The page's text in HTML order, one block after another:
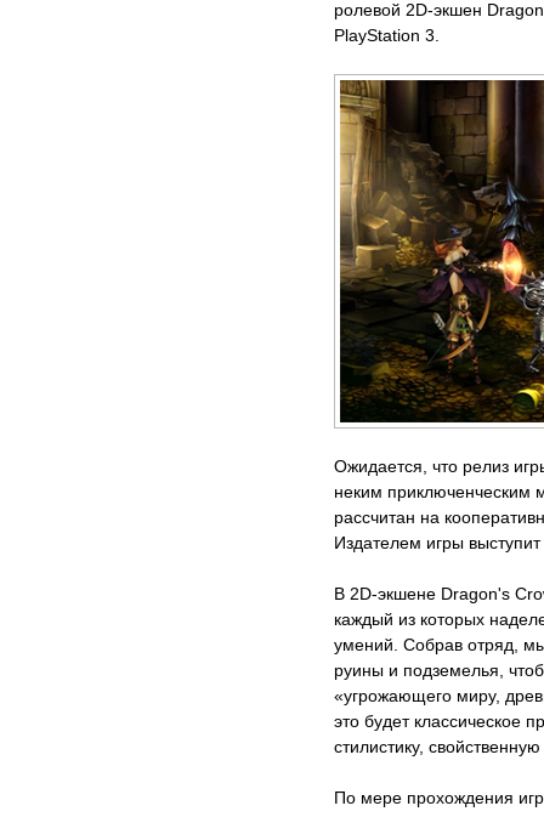
ролевой 2D-экшен
PlayStation 3.
Ожидается, что релиз
неким приключенческим
рассчитан на
Издателем игры
В 2D-экшене Dragon's
каждый из которых
умений. Собрав отряд,
руины и подземелья,
«угрожающего миру,
это будет классическое
стилистику,
По мере прохождения